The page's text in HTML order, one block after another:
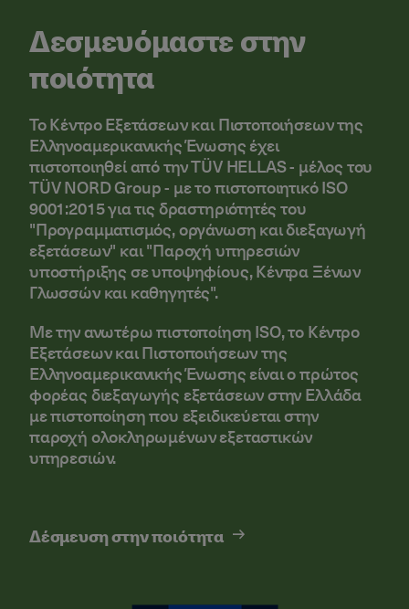
Δεσμευόμαστε στην
ποιότητα
Το Κέντρο Εξετάσεων και Πιστοποιήσεων της
Ελληνοαμερικανικής Ένωσης έχει
πιστοποιηθεί από την TÜV HELLAS - μέλος του
TÜV NORD Group - με το πιστοποιητικό ISO
9001:2015 για τις δραστηριότητές του
"Προγραμματισμός, οργάνωση και διεξαγωγή
εξετάσεων" και "Παροχή υπηρεσιών
υποστήριξης σε υποψηφίους, Κέντρα Ξένων
Γλωσσών και καθηγητές".
Με την ανωτέρω πιστοποίηση ISO, το Κέντρο
Εξετάσεων και Πιστοποιήσεων της
Ελληνοαμερικανικής Ένωσης είναι ο πρώτος
φορέας διεξαγωγής εξετάσεων στην Ελλάδα
με πιστοποίηση που εξειδικεύεται στην
παροχή ολοκληρωμένων εξεταστικών
υπηρεσιών.
Δέσμευση στην ποιότητα